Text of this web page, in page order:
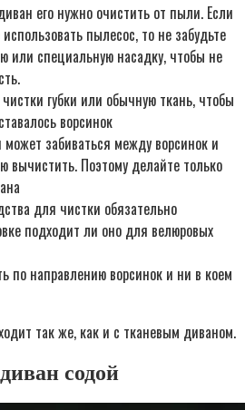
его нужно очистить от пыли. Если
пылесос, то не забудьте
или специальную насадку, чтобы не
губки или обычную ткань, чтобы
ворсинок
забиваться между ворсинок и
вычистить. Поэтому делайте только
для чистки обязательно
подходит ли оно для велюровых
по направлению ворсинок и ни в коем
так же, как и с тканевым диваном.
содой